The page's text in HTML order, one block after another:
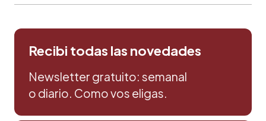
Recibi todas las novedades
Newsletter gratuito: semanal
o diario. Como vos eligas.